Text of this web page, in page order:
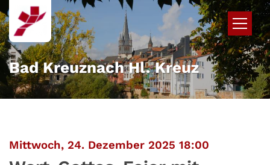
Zum Inhalt springen
Bad Kreuznach Hl. Kreuz
Mittwoch, 24. Dezember 2025 18:00